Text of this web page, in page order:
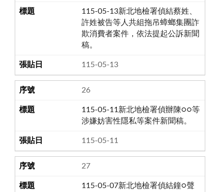
115-05-13新北地檢署偵結蔡姓、
許姓被告等人共組拖吊蟑螂集團詐
欺消費者案件，依法提起公訴新聞
稿。
115-05-13
26
115-05-11新北地檢署偵辦陳○○等
涉嫌妨害性隱私等案件新聞稿。
115-05-11
27
115-05-07新北地檢署偵結鐘○聲